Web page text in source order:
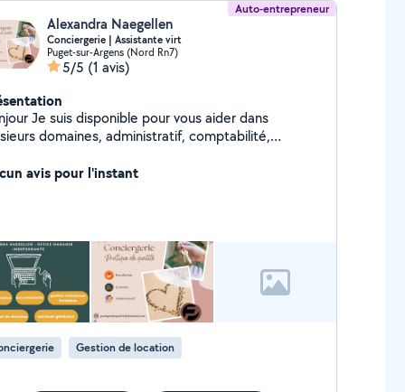
Auto-entrepreneur
Alexandra Naegellen
Conciergerie | Assistante virt
Puget-sur-Argens (Nord Rn7)
5/5 (1 avis)
pour vous aider dans
domaines, administratif, comptabilité,
avis pour l'instant
Gestion de location